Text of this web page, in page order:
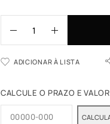
ADICIONAR À LISTA
CALCULE O PRAZO E